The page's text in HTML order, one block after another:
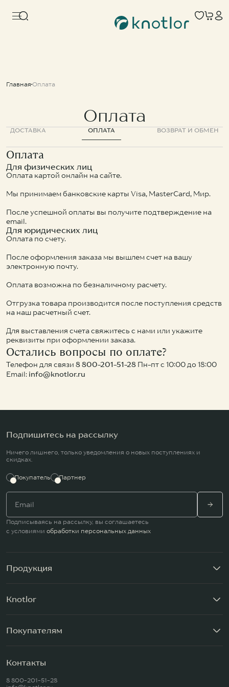
О бренде
Где купить
Контакты
8 800-201-51-28
info@knotlor.ru
запрещенная в РФ организация
kn-83
Для кухни
Популярные
KNOTLOR
Подвесной унитаз WC49WG
Смеситель для накладной раковины SS-21/RB
Главная Оплата
Оплата
ДОСТАВКА ОПЛАТА ВОЗВРАТ И ОБМЕН
Оплата
Для физических лиц
Оплата картой онлайн на сайте.
Мы принимаем банковские карты Visa, MasterCard, Мир.
После успешной оплаты вы получите подтверждение на
email.
Для юридических лиц
Оплата по счету.
После оформления заказа мы вышлем счет на вашу
электронную почту.
Оплата возможна по безналичному расчету.
Отгрузка товара производится после поступления средств
на наш расчетный счет.
Для выставления счета свяжитесь с нами или укажите
реквизиты при оформлении заказа.
Остались вопросы по оплате?
Телефон для связи 8 800-201-51-28 Пн-пт c 10:00 до 18:00
Email: info@knotlor.ru
Подпишитесь на рассылку
Ничего лишнего, только уведомления о новых поступлениях и
скидках.
Покупатель Партнер
Подписываясь на рассылку, вы соглашаетесь
с условиями обработки персональных данных
Продукция
Knotlor
Покупателям
Контакты
8 800-201-51-28